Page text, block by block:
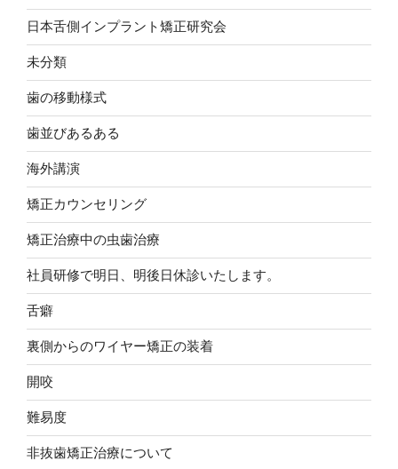
日本舌側インプラント矯正研究会
未分類
歯の移動様式
歯並びあるある
海外講演
矯正カウンセリング
矯正治療中の虫歯治療
社員研修で明日、明後日休診いたします。
舌癖
裏側からのワイヤー矯正の装着
開咬
難易度
非抜歯矯正治療について